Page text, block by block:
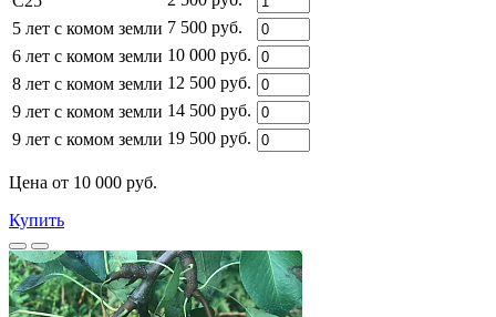
5 лет с комом земли 7 500 руб.
6 лет с комом земли 10 000 руб.
8 лет с комом земли 12 500 руб.
9 лет с комом земли 14 500 руб.
9 лет с комом земли 19 500 руб.
Цена от 10 000 руб.
Купить